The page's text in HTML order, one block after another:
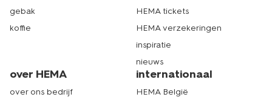
gebak
koffie
HEMA tickets
HEMA verzekeringen
inspiratie
nieuws
over HEMA
over ons bedrijf
internationaal
HEMA België